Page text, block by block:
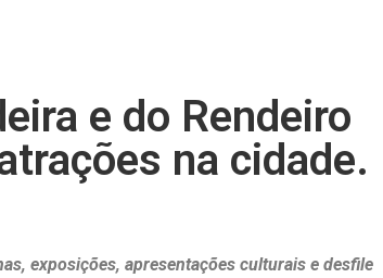
e do Rendeiro
na cidade.
exposições, apresentações culturais e desfile